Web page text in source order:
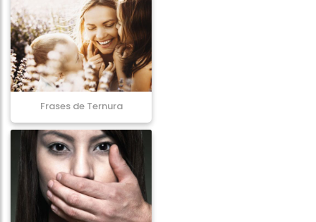
Frases de Ternura